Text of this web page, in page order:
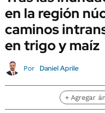
en la región
caminos
en trigo y maíz
Por Daniel Aprile
+ Agregar